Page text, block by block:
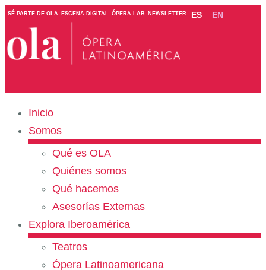
SÉ PARTE DE OLA ESCENA DIGITAL ÓPERA LAB NEWSLETTER ES EN
Inicio
Somos
Qué es OLA
Quiénes somos
Qué hacemos
Asesorías Externas
Explora Iberoamérica
Teatros
Ópera Latinoamericana